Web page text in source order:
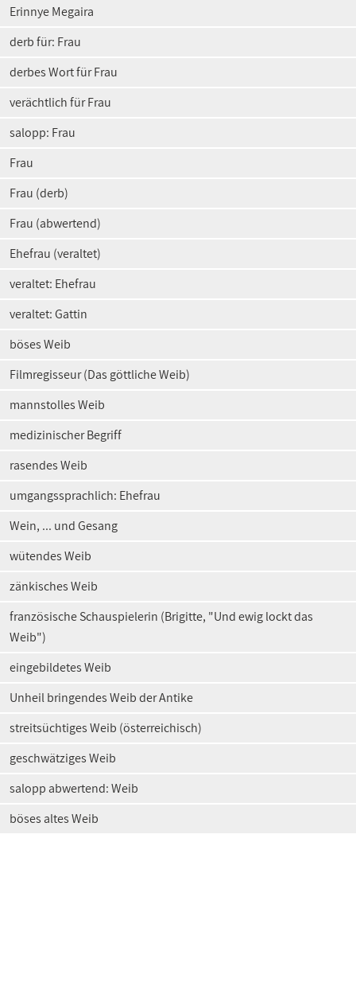
Erinnye Megaira
derb für: Frau
derbes Wort für Frau
verächtlich für Frau
salopp: Frau
Frau
Frau (derb)
Frau (abwertend)
Ehefrau (veraltet)
veraltet: Ehefrau
veraltet: Gattin
böses Weib
Filmregisseur (Das göttliche Weib)
mannstolles Weib
medizinischer Begriff
rasendes Weib
umgangssprachlich: Ehefrau
Wein, ... und Gesang
wütendes Weib
zänkisches Weib
französische Schauspielerin (Brigitte, "Und ewig lockt das
Weib")
eingebildetes Weib
Unheil bringendes Weib der Antike
streitsüchtiges Weib (österreichisch)
geschwätziges Weib
salopp abwertend: Weib
böses altes Weib